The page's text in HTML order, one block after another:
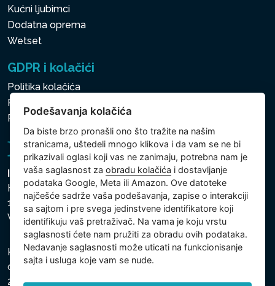
Kućni ljubimci
Dodatna oprema
Wetset
GDPR i kolačići
Politika kolačića
Politika zaštite ličnih i drugih obrađivanih podataka
Politika kolačića
Intex Trading, s.r.o.
Hradecká 2526/3
130 00 Praha 3
Vinohrady - Česká republika
Kompanija je registrovana u Opštinskom sudu u Pragu,
odeljak C, uložak 74759, Identifikacioni broj kompanije:
26150808, Poreski identifikacioni broj: CZ26150808.
Podešavanja kolačića
Da biste brzo pronašli ono što tražite na našim
stranicama, uštedeli mnogo klikova i da vam se ne bi
prikazivali oglasi koji vas ne zanimaju, potrebna nam je
vaša saglasnost zaobradu kolačića i dostavljanje
podataka Google, Meta ili Amazon. Ove datoteke
najčešće sadrže vaša podešavanja, zapise o interakciji
sa sajtom i pre svega jedinstvene identifikatore koji
identifikuju vaš pretraživač. Na vama je koju vrstu
saglasnosti ćete nam pružiti za obradu ovih podataka.
Nedavanje saglasnosti može uticati na funkcionisanje
sajta i usluga koje vam se nude.